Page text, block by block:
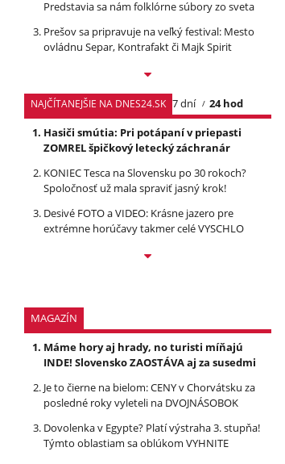
Predstavia sa nám folklórne súbory zo sveta
Prešov sa pripravuje na veľký festival: Mesto
ovládnu Separ, Kontrafakt či Majk Spirit
NAJČÍTANEJŠIE NA DNES24.SK 7 dní
24 hod
Hasiči smútia: Pri potápaní v priepasti
ZOMREL špičkový letecký záchranár
KONIEC Tesca na Slovensku po 30 rokoch?
Spoločnosť už mala spraviť jasný krok!
Desivé FOTO a VIDEO: Krásne jazero pre
extrémne horúčavy takmer celé VYSCHLO
MAGAZÍN
Máme hory aj hrady, no turisti míňajú
INDE! Slovensko ZAOSTÁVA aj za susedmi
Je to čierne na bielom: CENY v Chorvátsku za
posledné roky vyleteli na DVOJNÁSOBOK
Dovolenka v Egypte? Platí výstraha 3. stupňa!
Týmto oblastiam sa oblúkom VYHNITE